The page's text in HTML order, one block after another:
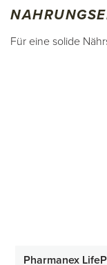
Für eine solide
Pharmanex